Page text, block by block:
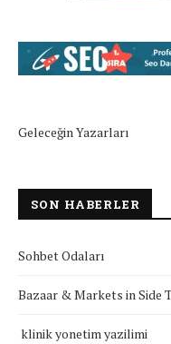
Geleceğin Yazarları
SON HABERLER
Sohbet Odaları
Bazaar & Markets in Side
klinik yonetim yazilimi